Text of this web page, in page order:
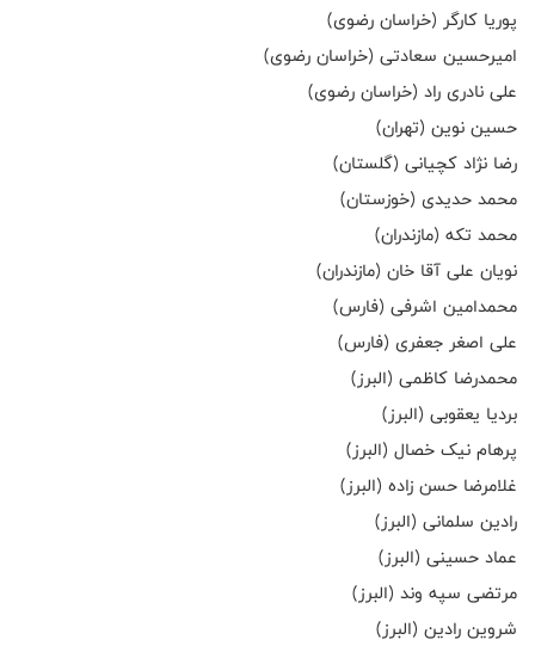
پوریا کارگر (خراسان رضوی)
امیرحسین سعادتی (خراسان رضوی)
علی نادری راد (خراسان رضوی)
حسین نوین (تهران)
رضا نژاد کچیانی (گلستان)
محمد حدیدی (خوزستان)
محمد تکه (مازندران)
نویان علی آقا خان (مازندران)
محمدامین اشرفی (فارس)
علی اصغر جعفری (فارس)
محمدرضا کاظمی (البرز)
بردیا یعقوبی (البرز)
پرهام نیک خصال (البرز)
غلامرضا حسن زاده (البرز)
رادین سلمانی (البرز)
عماد حسینی (البرز)
مرتضی سپه وند (البرز)
شروین رادین (البرز)